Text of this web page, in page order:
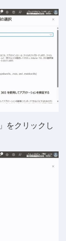
をクリックし